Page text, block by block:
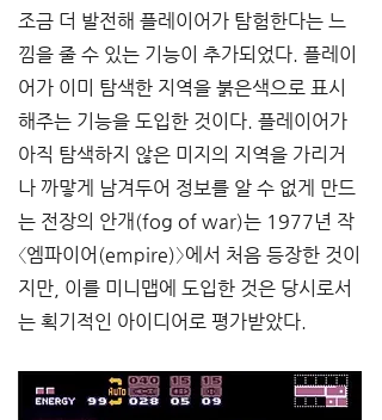
조금 더 발전해 플레이어가 탐험한다는 느
낌을 줄 수 있는 기능이 추가되었다. 플레이
어가 이미 탐색한 지역을 붉은색으로 표시
해주는 기능을 도입한 것이다. 플레이어가
아직 탐색하지 않은 미지의 지역을 가리거
나 까맣게 남겨두어 정보를 알 수 없게 만드
는 전장의 안개(fog of war)는 1977년 작
〈엠파이어(empire)〉에서 처음 등장한 것이
지만, 이를 미니맵에 도입한 것은 당시로서
는 획기적인 아이디어로 평가받았다.